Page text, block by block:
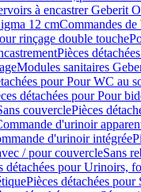
à encastrer Geberit
12 cmCommandes
rinçage double touche
Pièces
Modules sanitaires
pour Pour WC au
détachées pour Pour
couverclePièces
d'urinoir
d'urinoir intégrée
/ pour couvercleSans
détachées pour Urinoirs,
Pièces détachées